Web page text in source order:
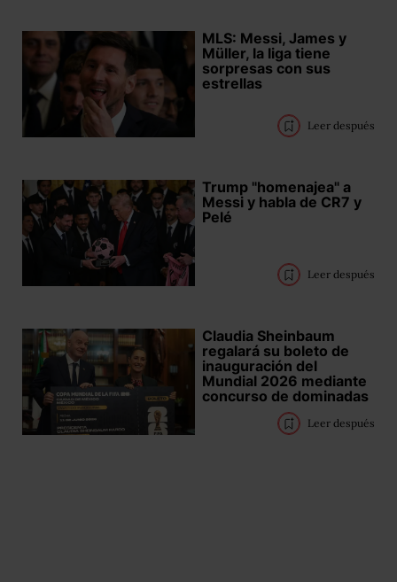
MLS: Messi, James y
Müller, la liga tiene
sorpresas con sus
estrellas
Leer después
Trump "homenajea" a
Messi y habla de CR7 y
Pelé
Leer después
Claudia Sheinbaum
regalará su boleto de
inauguración del
Mundial 2026 mediante
concurso de dominadas
Leer después